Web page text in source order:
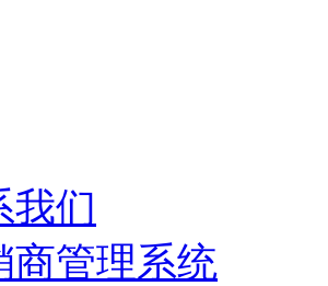
我们
商管理系统